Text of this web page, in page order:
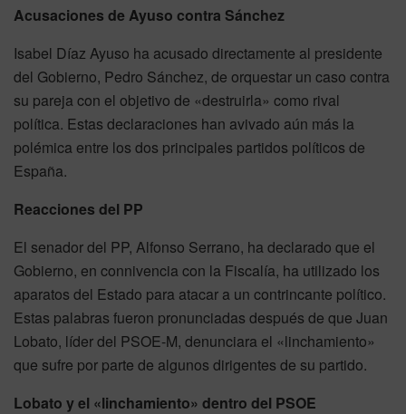
Acusaciones de Ayuso contra Sánchez
Isabel Díaz Ayuso ha acusado directamente al presidente
del Gobierno, Pedro Sánchez, de orquestar un caso contra
su pareja con el objetivo de «destruirla» como rival
política. Estas declaraciones han avivado aún más la
polémica entre los dos principales partidos políticos de
España.
Reacciones del PP
El senador del PP, Alfonso Serrano, ha declarado que el
Gobierno, en connivencia con la Fiscalía, ha utilizado los
aparatos del Estado para atacar a un contrincante político.
Estas palabras fueron pronunciadas después de que Juan
Lobato, líder del PSOE-M, denunciara el «linchamiento»
que sufre por parte de algunos dirigentes de su partido.
Lobato y el «linchamiento» dentro del PSOE